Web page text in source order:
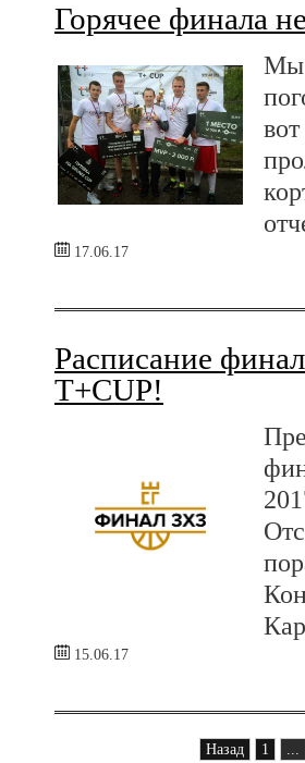
Горячее финала
Мы
17.06.17
Расписание
T+CUP!
15.06.17
Назад 1 ...